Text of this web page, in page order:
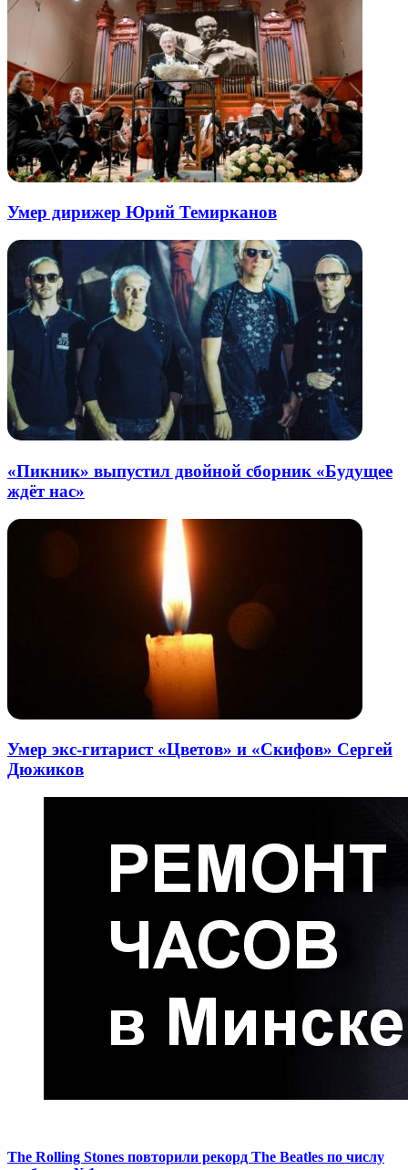
Умер дирижер Юрий Темирканов
«Пикник» выпустил двойной сборник «Будущее
ждёт нас»
Умер экс-гитарист «Цветов» и «Скифов» Сергей
Дюжиков
The Rolling Stones повторили рекорд The Beatles по числу